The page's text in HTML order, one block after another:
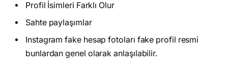
Profil İsimleri Farklı Olur
Sahte paylaşımlar
Instagram fake hesap fotoları fake profil resmi
bunlardan genel olarak anlaşılabilir.